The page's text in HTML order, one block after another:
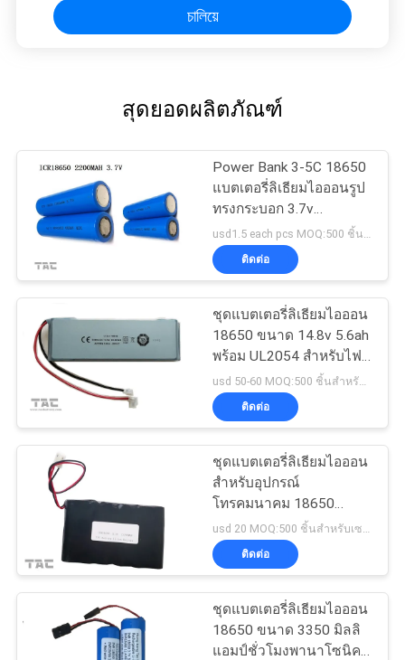
চালিয়ে
สุดยอดผลิตภัณฑ์
Power Bank 3-5C 18650
แบตเตอรี่ลิเธียมไอออนรูป
ทรงกระบอก 3.7v
2200mAh
usd1.5 each pcs MOQ:500 ชิ้นสำหรับเซลล์เดียว 50 แพ็คสำหรับแบตเตอรี่แพ็ค
ติดต่อ
ชุดแบตเตอรี่ลิเธียมไอออน
18650 ขนาด 14.8v 5.6ah
พร้อม UL2054 สำหรับไฟ
ถนน
ติดต่อ
ชุดแบตเตอรี่ลิเธียมไอออน
สำหรับอุปกรณ์
โทรคมนาคม 18650
13.2AH 3.7V
ติดต่อ
ชุดแบตเตอรี่ลิเธียมไอออน
18650 ขนาด 3350 มิลลิ
แอมป์ชั่วโมงพานาโซนิคที่